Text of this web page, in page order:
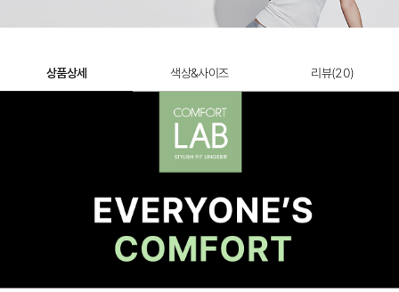
상품상세 색상&사이즈 리뷰(20)